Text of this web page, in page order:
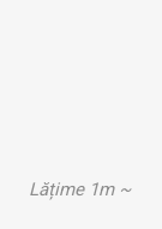
Lățime 1m ~